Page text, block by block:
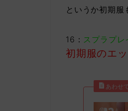
というか初期服
16： スプラプレ
初期服のエ